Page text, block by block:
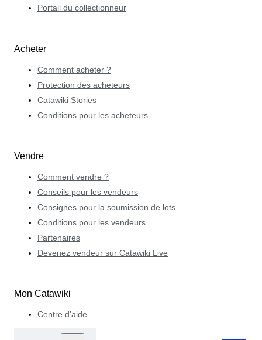
Portail du collectionneur
Acheter
Comment acheter ?
Protection des acheteurs
Catawiki Stories
Conditions pour les acheteurs
Vendre
Comment vendre ?
Conseils pour les vendeurs
Consignes pour la soumission de lots
Conditions pour les vendeurs
Partenaires
Devenez vendeur sur Catawiki Live
Mon Catawiki
Centre d’aide